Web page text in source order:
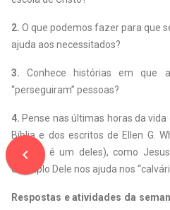
navigate_before
2. O que podemos fazer para que
ajuda aos necessitados?
3. Conhece histórias em que
“perseguiram” pessoas?
4. Pense nas últimas horas da
Bíblia e dos escritos de Ellen G.
Nações é um deles), como
exemplo Dele nos ajuda nos
Respostas e atividades da